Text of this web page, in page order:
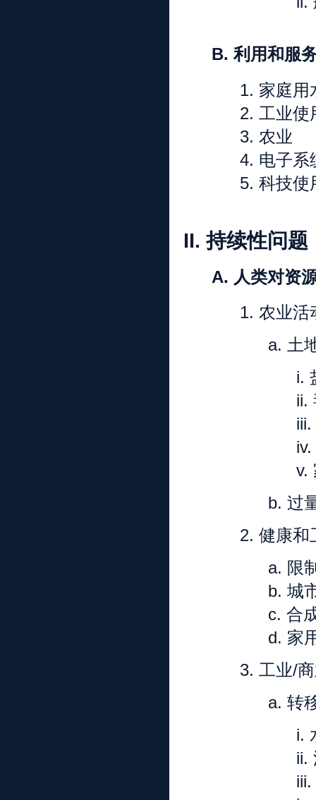
B.利用和服
1. 家庭用
2. 工业使
3. 农业
4. 电子系
5. 科技使
II.持续性问题
A. 人类对资
1. 农业活
a. 土
i.
ii.
iii.
iv.
v.
b. 过
2. 健康和
a. 限
b. 城
c. 合
d. 家
3. 工业/
a. 转
i.
ii.
iii.